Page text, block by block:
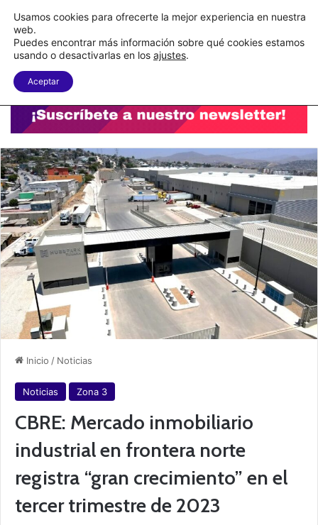
C&A México completa la implementación de su WMS en la nube
Menu
Inicio / Noticias
Noticias Zona 3
CBRE: Mercado inmobiliario
industrial en frontera norte
registra “gran crecimiento” en el
tercer trimestre de 2023
Usamos cookies para ofrecerte la mejor experiencia en nuestra
web.
Puedes encontrar más información sobre qué cookies estamos
usando o desactivarlas en los ajustes.
Aceptar